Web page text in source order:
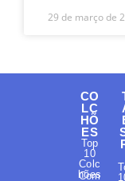
29 de março de
CO
LC
HÕ
ES
Top
10
Colc
hões
Com